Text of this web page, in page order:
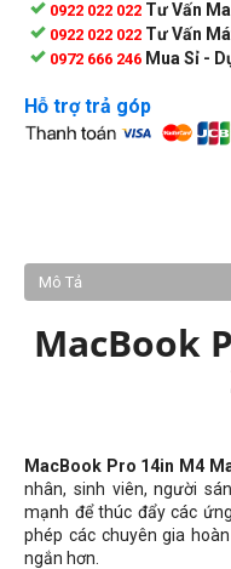
0922 022 022 Tư Vấn
0922 022 022 Tư Vấn
0972 666 246 Mua Sỉ -
Hỗ trợ trả góp
Mô Tả
MacBook
MacBook Pro 14in M4
nhân, sinh viên, người
mạnh để thúc đẩy các
phép các chuyên gia
ngắn hơn.